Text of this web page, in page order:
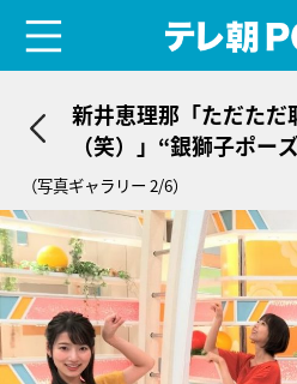
新井恵理那「ただた
（笑）」“銀獅子ポ
（写真ギャラリー 2/6）